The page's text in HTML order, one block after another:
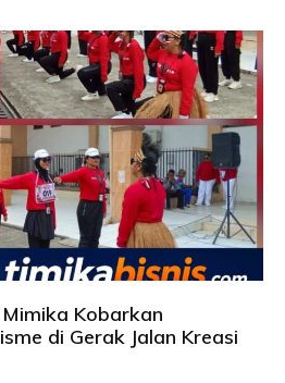
Kobarkan
di Gerak Jalan Kreasi